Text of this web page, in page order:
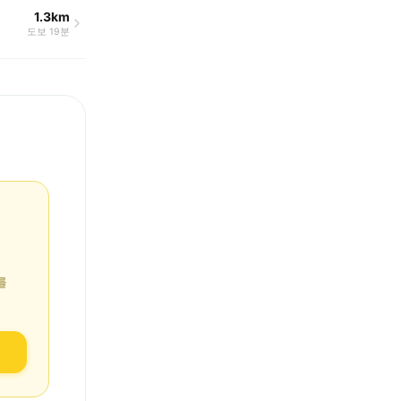
1.3km
도보 19분